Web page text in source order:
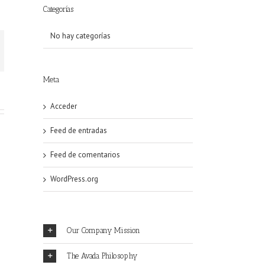
Categorías
No hay categorías
Meta
Acceder
Feed de entradas
Feed de comentarios
WordPress.org
Our Company Mission
The Avada Philosophy